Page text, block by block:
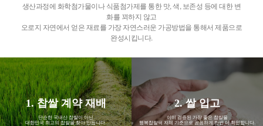
생산과정에 화학첨가물이나 식품첨가제를 통한 맛, 색, 보존성 등에 대한 변
화를 꾀하지 않고
오로지 자연에서 얻은 재료를 가장 자연스러운 가공방법을 통해서 제품으로
완성시킵니다.
1. 찹쌀 계약 재배
단순한 국내산 찹쌀이 아닌
대한민국 최고의 찹쌀을 찾아 만듭니다.
2. 쌀 입고
이미 검증된 가장 좋은 찹쌀을
행복찹쌀떡 자체 기준으로 꼼꼼하게 한번 더 확인합니다.